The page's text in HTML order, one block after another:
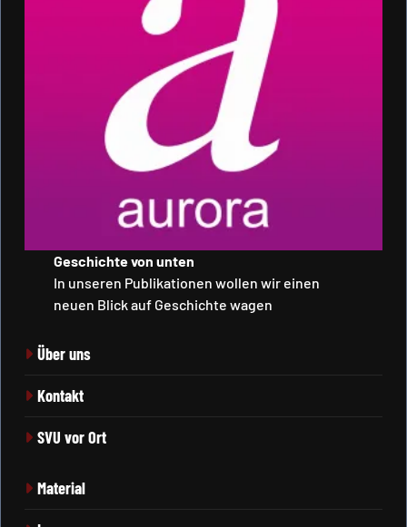
Geschichte von unten
In unseren Publikationen wollen wir einen
neuen Blick auf Geschichte wagen
Über uns
Kontakt
SVU vor Ort
Material